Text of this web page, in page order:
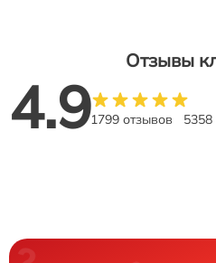
Отзывы
4.91799 отзывов